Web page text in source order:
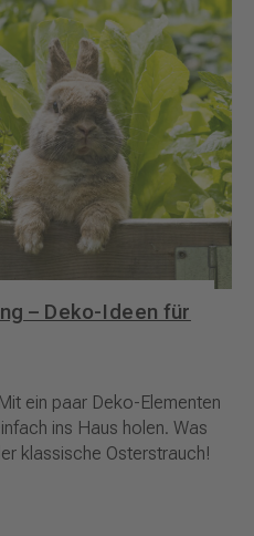
– Deko-Ideen für
ein paar Deko-Elementen
ins Haus holen. Was
klassische Osterstrauch!